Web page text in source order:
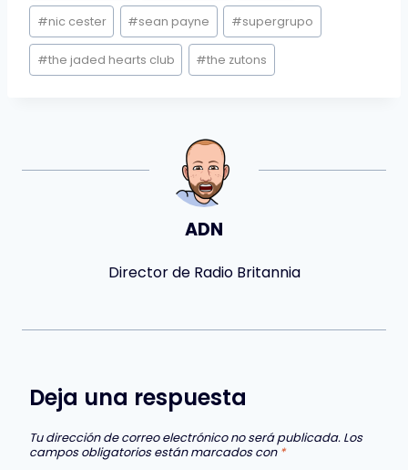
entrada:
#nic cester #sean payne #supergrupo
#the jaded hearts club #the zutons
ADN
Director de Radio Britannia
Deja una respuesta
Tu dirección de correo electrónico no será publicada. Los
campos obligatorios están marcados con *